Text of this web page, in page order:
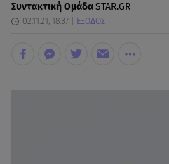
Συντακτική ΟμάδαSTAR.GR
02.11.21, 18:37 ΕΞΟΔΟΣ